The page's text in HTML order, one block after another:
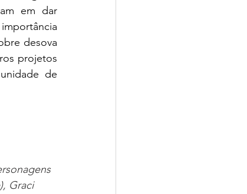
em dar
desova
projetos
de
Graci